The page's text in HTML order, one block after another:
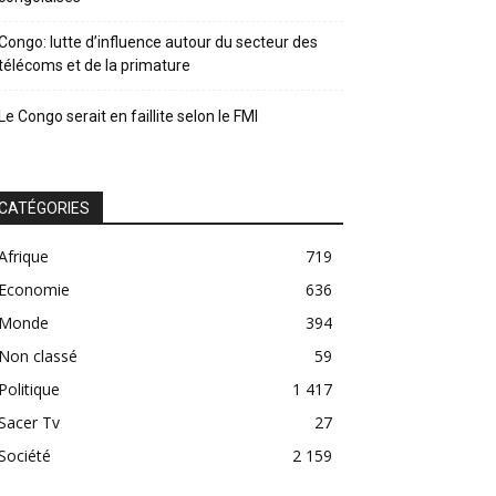
lutte d’influence autour du secteur des
et de la primature
Le Congo serait en faillite selon le FMI
719
Economie
636
Monde
394
Non classé
59
Politique
1 417
Tv
27
2 159